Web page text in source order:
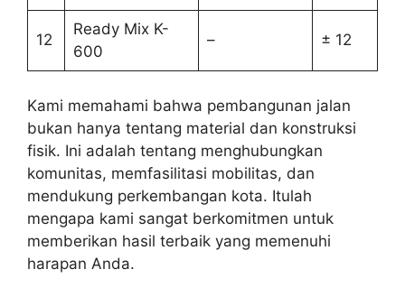
12
Ready Mix K-
600
– ± 12
Kami memahami bahwa pembangunan jalan
bukan hanya tentang material dan konstruksi
fisik. Ini adalah tentang menghubungkan
komunitas, memfasilitasi mobilitas, dan
mendukung perkembangan kota. Itulah
mengapa kami sangat berkomitmen untuk
memberikan hasil terbaik yang memenuhi
harapan Anda.